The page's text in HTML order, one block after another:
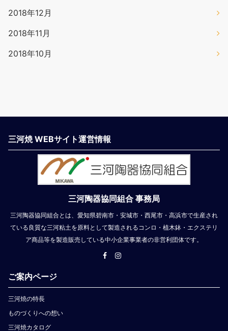
2018年12月
2018年11月
2018年10月
三河焼 WEBサイト運営情報
三河陶器協同組合 事務局
三河陶器協同組合とは、愛知県碧南市・安城市・西尾市・高浜市で生産され
ている良質な三河粘土を原料として製造されるコンロ・植木鉢・エクステリ
ア商品等を製造販売している中小企業事業者の非営利団体です。
ご案内ページ
三河焼の特長
ものづくりへの想い
三河焼カタログ